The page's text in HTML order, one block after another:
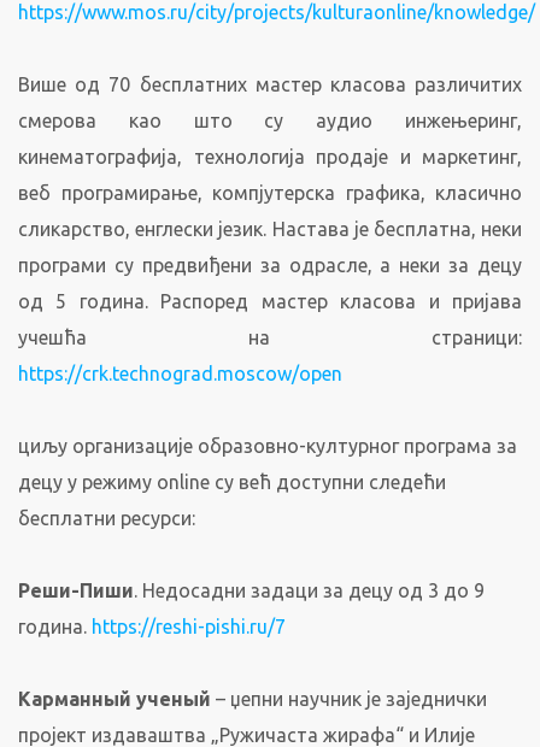
https://www.mos.ru/city/projects/kulturaonline/knowledge/
Више од 70 бесплатних мастер класова различитих
смерова као што су аудио инжењеринг,
кинематографија, технологија продаје и маркетинг,
веб програмирање, компјутерска графика, класично
сликарство, енглески језик. Настава је бесплатна, неки
програми су предвиђени за одрасле, а неки за децу
од 5 година. Распоред мастер класова и пријава
учешћа на страници:
https://crk.technograd.moscow/open
циљу организације образовно-културног програма за
децу у режиму online су већ доступни следећи
бесплатни ресурси:
Реши-Пиши. Недосадни задаци за децу од 3 до 9
година. https://reshi-pishi.ru/7
Карманный ученый – џепни научник је заједнички
пројект издаваштва „Ружичаста жирафа“ и Илије